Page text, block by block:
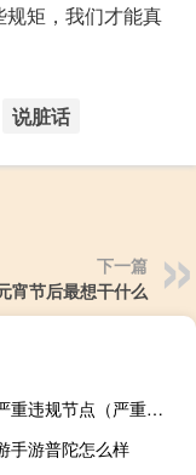
矩，我们才能真
说脏话
下一篇
宵节后最想干什么
淘宝网严重违规节点（严重违规50分节点的违约金金额是多少）
手游普陀怎么样